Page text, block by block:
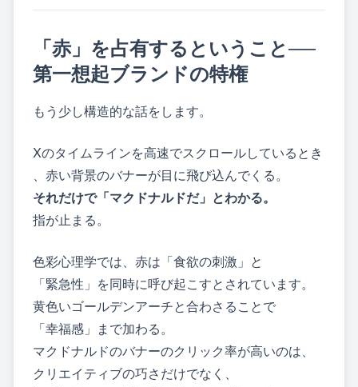
「赤」を占有するということ──
第一想起ブランドの特権
もう少し構造的な話をします。
Xのタイムラインを高速でスクロールしているとき
、赤い背景のバナーが目に飛び込んでくる。
それだけで「マクドナルドだ」とわかる。
指が止まる。
色彩心理学では、赤は「食欲の刺激」と
「緊急性」を同時に呼び起こすとされています。
黄色いゴールデンアーチと合わさることで
「幸福感」まで加わる。
マクドナルドのバナーのクリック率が高いのは、
クリエイティブの巧さだけでなく、